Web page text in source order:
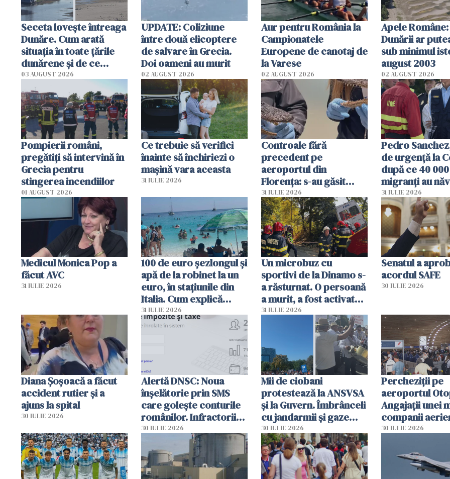
Seceta lovește întreaga
Dunăre. Cum arată
situația în toate țările
dunărene și de ce
România resimte
efectele, deși a plouat
în iulie
03 AUGUST 2026
UPDATE: Coliziune
între două elicoptere
de salvare în Grecia.
Doi oameni au murit
02 AUGUST 2026
Aur pentru România la
Campionatele
Europene de canotaj de
la Varese
02 AUGUST 2026
Apele
Dunării ar
sub minimul
august 2003
02 AUGUST 2026
Pompierii români,
pregătiţi să intervină în
Grecia pentru
stingerea incendiilor
01 AUGUST 2026
Ce trebuie să verifici
înainte să închiriezi o
mașină vara aceasta
31 IULIE 2026
Controale fără
precedent pe
aeroportul din
Florența: s-au găsit
capete de aligator și o
sumă imensă de bani
31 IULIE 2026
Pedro
de urgență la
după ce 40
migranți au
teritoriul
mobiliza toate
resursele"
31 IULIE 2026
Medicul Monica Pop a
făcut AVC
31 IULIE 2026
100 de euro șezlongul și
apă de la robinet la un
euro, în stațiunile din
Italia. Cum explică
autoritățile
31 IULIE 2026
Un microbuz cu
sportivi de la Dinamo s-
a răsturnat. O persoană
a murit, a fost activat
planul roșu de
31 IULIE 2026
Senatul a
acordul SAFE
30 IULIE 2026
Diana Șoșoacă a făcut
accident rutier și a
ajuns la spital
30 IULIE 2026
Alertă DNSC: Noua
înșelătorie prin SMS
care golește conturile
românilor. Infractorii
folosesc numele
Ghișeul.ro și al Poliției
Române
30 IULIE 2026
Mii de ciobani
protestează la ANSVSA
și la Guvern. Îmbrânceli
cu jandarmii și gaze
lacrimogene
30 IULIE 2026
Percheziții pe
aeroportul
Angajații unei
companii
parfumuri,
vânzării
30 IULIE 2026